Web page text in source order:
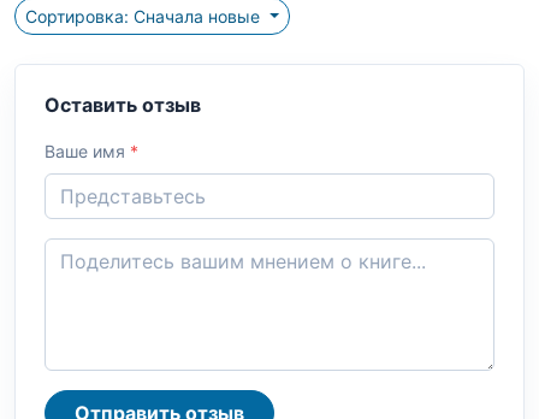
Сортировка: Сначала новые
Оставить отзыв
Ваше имя *
Отправить отзыв